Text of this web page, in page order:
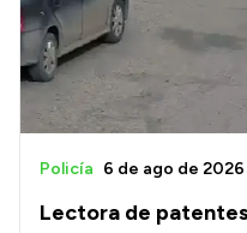
Lectora de
Policía 6 de ago de 2026